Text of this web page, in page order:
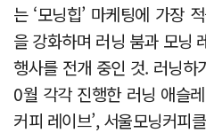
는 ‘모닝힙’ 마케팅에 가장
을 강화하며 러닝 붐과 모닝
행사를 전개 중인 것. 러닝
0월 각각 진행한 러닝 애슬
커피 레이브’, 서울모닝커피